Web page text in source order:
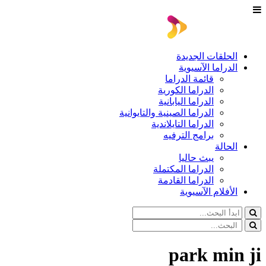
الحلقات الجديدة
الدراما الآسيوية
قائمة الدراما
الدراما الكورية
الدراما اليابانية
الدراما الصينية والتايوانية
الدراما التايلاندية
برامج الترفيه
الحالة
يبث حاليا
الدراما المكتملة
الدراما القادمة
الأفلام الآسيوية
park min ji